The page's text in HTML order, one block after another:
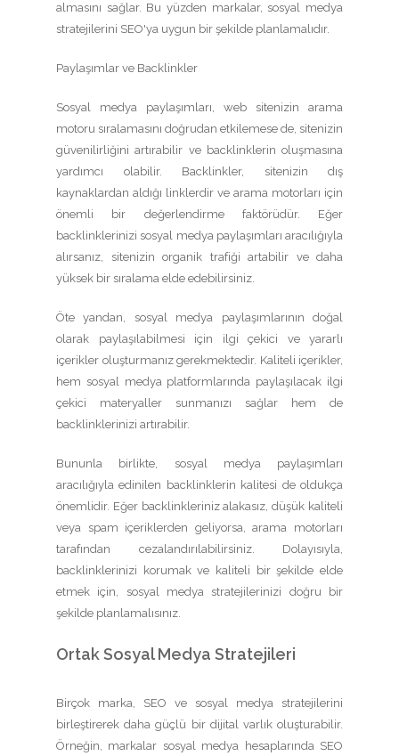
almasını sağlar. Bu yüzden markalar, sosyal medya
stratejilerini SEO'ya uygun bir şekilde planlamalıdır.
Paylaşımlar ve Backlinkler
Sosyal medya paylaşımları, web sitenizin arama
motoru sıralamasını doğrudan etkilemese de, sitenizin
güvenilirliğini artırabilir ve backlinklerin oluşmasına
yardımcı olabilir. Backlinkler, sitenizin dış
kaynaklardan aldığı linklerdir ve arama motorları için
önemli bir değerlendirme faktörüdür. Eğer
backlinklerinizi sosyal medya paylaşımları aracılığıyla
alırsanız, sitenizin organik trafiği artabilir ve daha
yüksek bir sıralama elde edebilirsiniz.
Öte yandan, sosyal medya paylaşımlarının doğal
olarak paylaşılabilmesi için ilgi çekici ve yararlı
içerikler oluşturmanız gerekmektedir. Kaliteli içerikler,
hem sosyal medya platformlarında paylaşılacak ilgi
çekici materyaller sunmanızı sağlar hem de
backlinklerinizi artırabilir.
Bununla birlikte, sosyal medya paylaşımları
aracılığıyla edinilen backlinklerin kalitesi de oldukça
önemlidir. Eğer backlinkleriniz alakasız, düşük kaliteli
veya spam içeriklerden geliyorsa, arama motorları
tarafından cezalandırılabilirsiniz. Dolayısıyla,
backlinklerinizi korumak ve kaliteli bir şekilde elde
etmek için, sosyal medya stratejilerinizi doğru bir
şekilde planlamalısınız.
Ortak Sosyal Medya Stratejileri
Birçok marka, SEO ve sosyal medya stratejilerini
birleştirerek daha güçlü bir dijital varlık oluşturabilir.
Örneğin, markalar sosyal medya hesaplarında SEO